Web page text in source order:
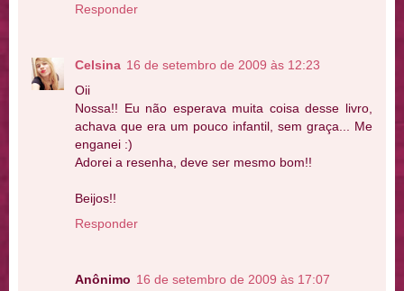
Responder
Celsina 16 de setembro de 2009 às 12:23
Oii
Nossa!! Eu não esperava muita coisa desse livro,
achava que era um pouco infantil, sem graça... Me
enganei :)
Adorei a resenha, deve ser mesmo bom!!
Beijos!!
Responder
Anônimo 16 de setembro de 2009 às 17:07